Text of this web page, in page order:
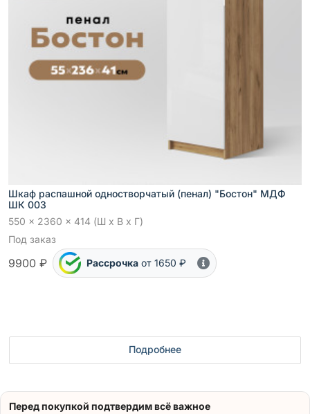
Шкаф распашной одностворчатый (пенал) "Бостон" МДФ
ШК 003
550 x 2360 x 414 (Ш x В x Г)
Под заказ
9900 ₽ Рассрочка от 1650 ₽
Подробнее
Перед покупкой подтвердим всё важное